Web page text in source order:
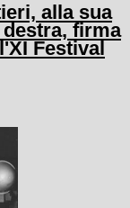
alla sua
firma
Festival